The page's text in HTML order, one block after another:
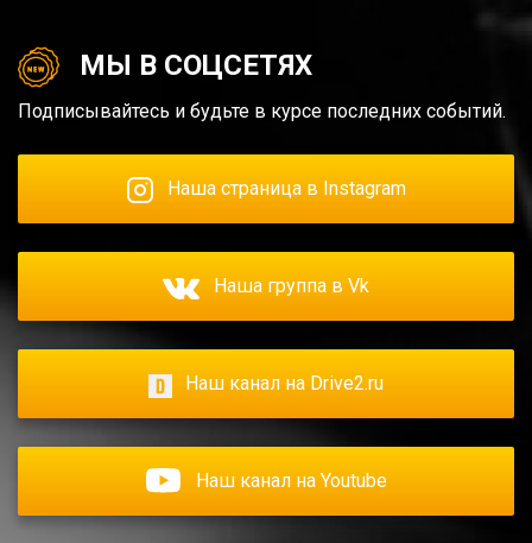
МЫ В СОЦСЕТЯХ
Подписывайтесь и будьте в курсе последних событий.
Наша страница в Instagram
Наша группа в Vk
Наш канал на Drive2.ru
Наш канал на Youtube